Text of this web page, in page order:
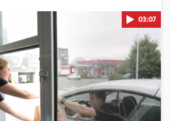
Pokretanje videa...
03:07